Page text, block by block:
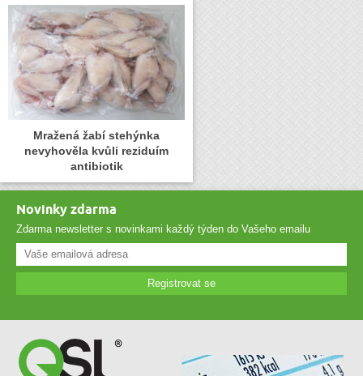
Mražená žabí stehýnka
nevyhověla kvůli reziduím
antibiotik
Novinky zdarma
Zdarma newsletter s novinkami každý týden do Vašeho emailu
Registrovat se